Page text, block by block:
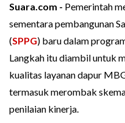
Suara.com - Pemerintah
sementara pembangunan
(SPPG) baru dalam
Langkah itu diambil untuk
kualitas layanan dapur
termasuk merombak
penilaian kinerja.